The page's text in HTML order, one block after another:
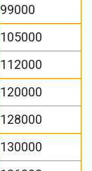
99000
105000
112000
120000
128000
130000